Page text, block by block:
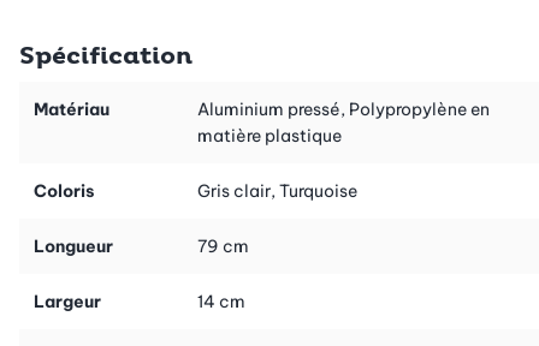
nettoyer les joints des catelles des parois ou du sol de votre
et éliminent en profondeur même la saleté la plus tenace. Vos
catelles brillent d’un nouvel éclat et votre salle de bains
Manche télescopique ergonomique pour travailler en
ménageant son dos
Le manche télescopique de la brosse est réglable de 78 à 135
sans solliciter votre dos. Que ce soit pour le nettoyage courant
Spécification
Matériau
Aluminium pressé, Polypropylène en
matière plastique
Coloris Gris clair, Turquoise
Longueur 79 cm
Largeur 14 cm